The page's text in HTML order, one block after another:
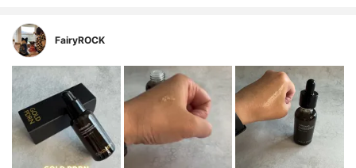
FairyROCK